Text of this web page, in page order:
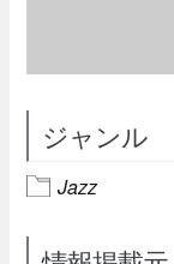
ジャンル
Jazz